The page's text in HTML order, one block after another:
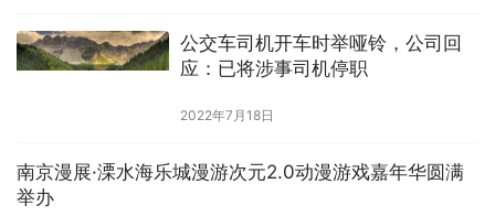
公交车司机开车时举哑铃，公司回
应：已将涉事司机停职
2022年7月18日
南京漫展·溧水海乐城漫游次元2.0动漫游戏嘉年华圆满
举办